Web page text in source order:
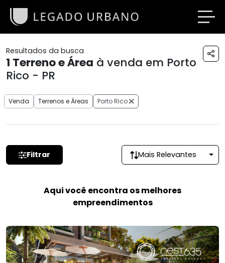
Resultados da busca
1 Terreno e Área à venda em Porto
Rico - PR
Venda Terrenos e Áreas Porto Rico
Filtrar Mais Relevantes
Aqui você encontra os melhores
empreendimentos